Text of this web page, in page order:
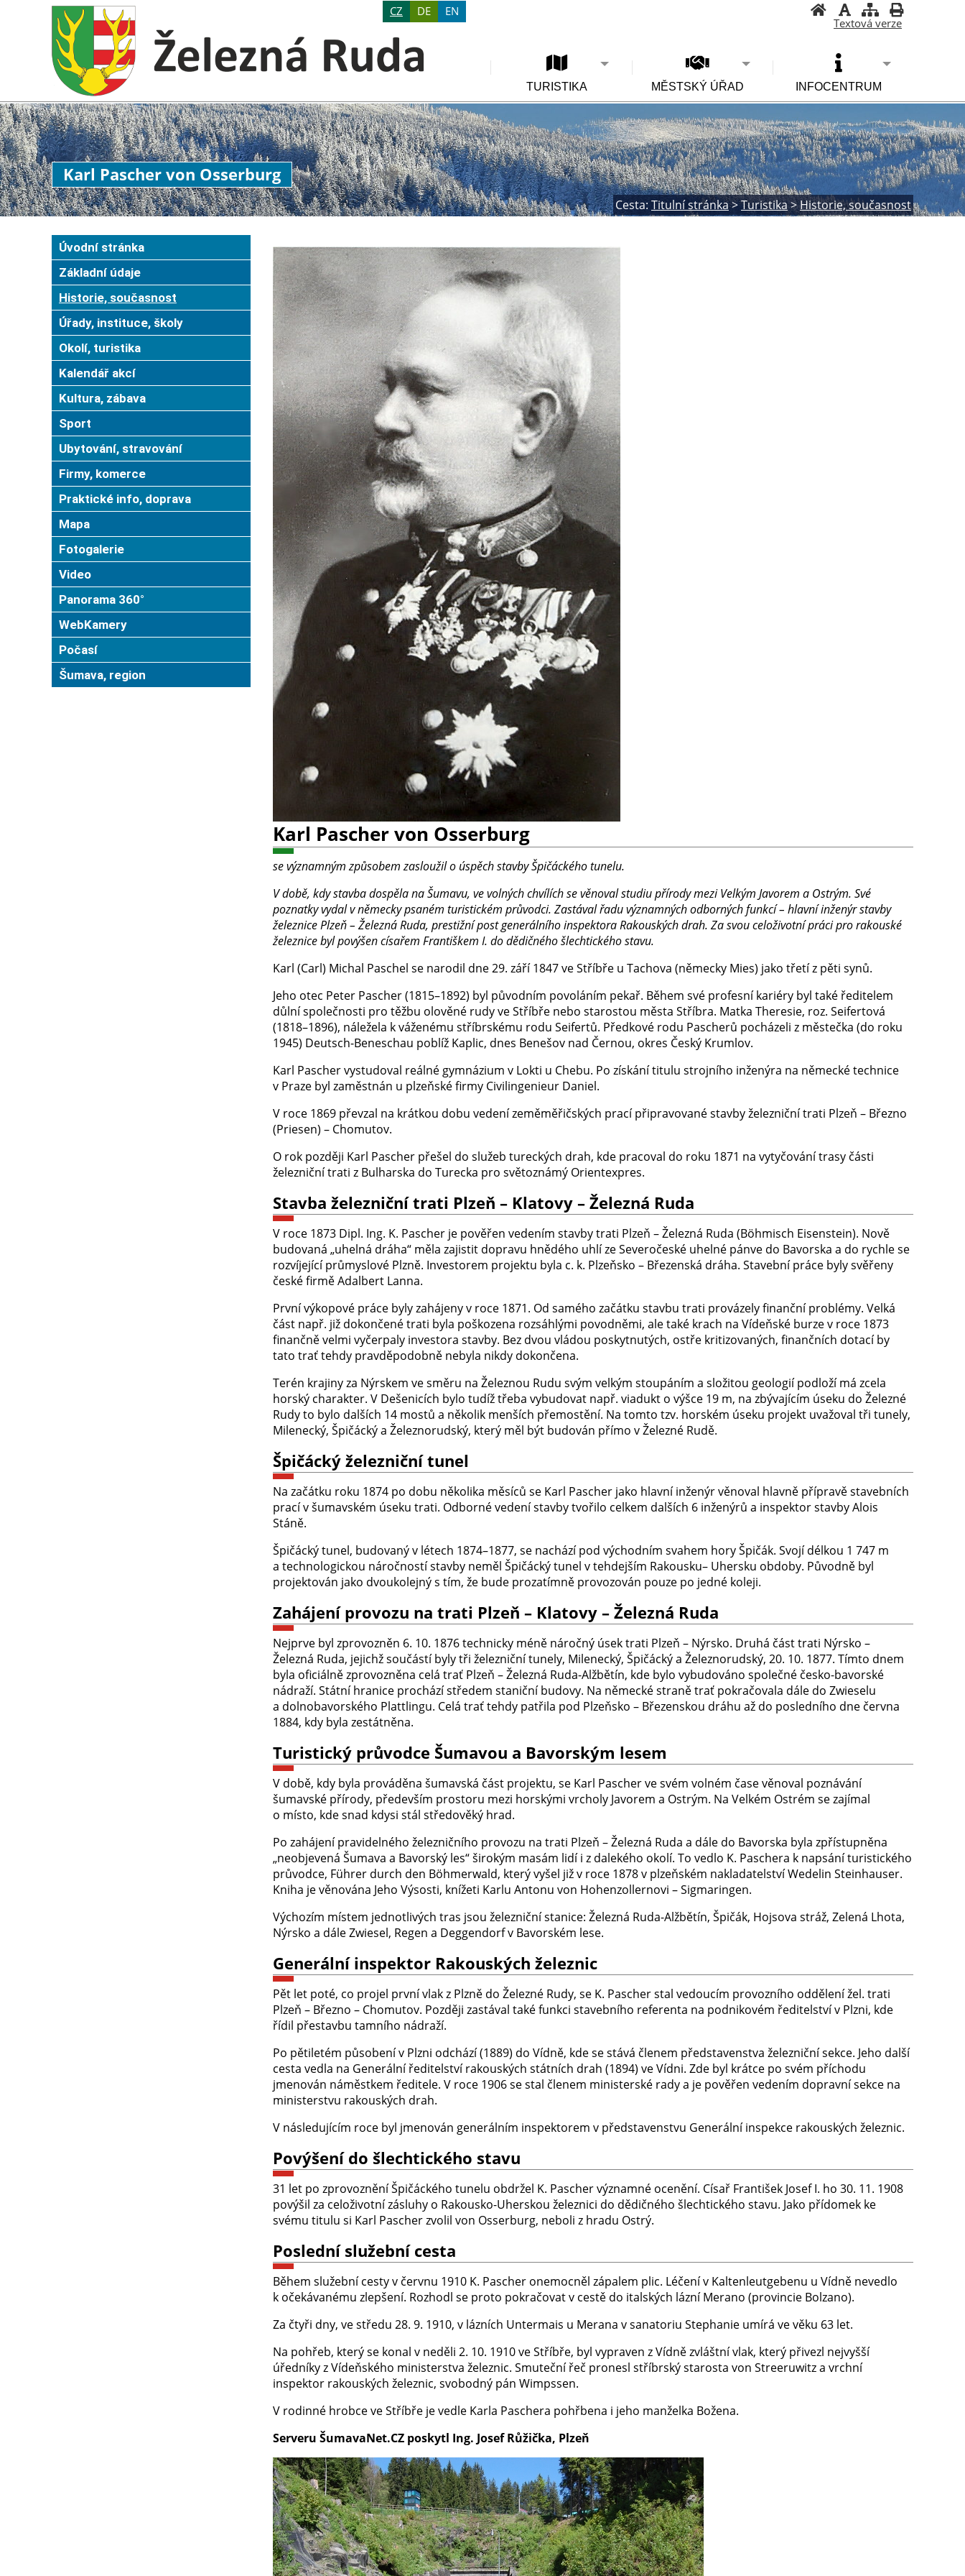
CZ DE EN
Textová verze
TURISTIKA MĚSTSKÝ ÚŘAD INFOCENTRUM
Karl Pascher von Osserburg
Cesta: Titulní stránka>Turistika>Historie, současnost
Úvodní stránka
Základní údaje
Historie, současnost
Úřady, instituce, školy
Okolí, turistika
Kalendář akcí
Kultura, zábava
Sport
Ubytování, stravování
Firmy, komerce
Praktické info, doprava
Mapa
Fotogalerie
Video
Panorama 360°
WebKamery
Počasí
Šumava, region
Karl Pascher von Osserburg
se významným způsobem zasloužil o úspěch stavby Špičáckého tunelu.
V době, kdy stavba dospěla na Šumavu, ve volných chvílích se věnoval studiu přírody mezi Velkým Javorem a Ostrým. Své
poznatky vydal v německy psaném turistickém průvodci. Zastával řadu významných odborných funkcí – hlavní inženýr stavby
železnice Plzeň – Železná Ruda, prestižní post generálního inspektora Rakouských drah. Za svou celoživotní práci pro rakouské
železnice byl povýšen císařem Františkem I. do dědičného šlechtického stavu.
Karl (Carl) Michal Paschel se narodil dne 29. září 1847 ve Stříbře u Tachova (německy Mies) jako třetí z pěti synů.
Jeho otec Peter Pascher (1815–1892) byl původním povoláním pekař. Během své profesní kariéry byl také ředitelem
důlní společnosti pro těžbu olověné rudy ve Stříbře nebo starostou města Stříbra. Matka Theresie, roz. Seifertová
(1818–1896), náležela k váženému stříbrskému rodu Seifertů. Předkové rodu Pascherů pocházeli z městečka (do roku
1945) Deutsch-Beneschau poblíž Kaplic, dnes Benešov nad Černou, okres Český Krumlov.
Karl Pascher vystudoval reálné gymnázium v Lokti u Chebu. Po získání titulu strojního inženýra na německé technice
v Praze byl zaměstnán u plzeňské firmy Civilingenieur Daniel.
V roce 1869 převzal na krátkou dobu vedení zeměměřičských prací připravované stavby železniční trati Plzeň – Březno
(Priesen) – Chomutov.
O rok později Karl Pascher přešel do služeb tureckých drah, kde pracoval do roku 1871 na vytyčování trasy části
železniční trati z Bulharska do Turecka pro světoznámý Orientexpres.
Stavba železniční trati Plzeň – Klatovy – Železná Ruda
V roce 1873 Dipl. Ing. K. Pascher je pověřen vedením stavby trati Plzeň – Železná Ruda (Böhmisch Eisenstein). Nově
budovaná „uhelná dráha“ měla zajistit dopravu hnědého uhlí ze Severočeské uhelné pánve do Bavorska a do rychle se
rozvíjející průmyslové Plzně. Investorem projektu byla c. k. Plzeňsko – Březenská dráha. Stavební práce byly svěřeny
české firmě Adalbert Lanna.
První výkopové práce byly zahájeny v roce 1871. Od samého začátku stavbu trati provázely finanční problémy. Velká
část např. již dokončené trati byla poškozena rozsáhlými povodněmi, ale také krach na Vídeňské burze v roce 1873
finančně velmi vyčerpaly investora stavby. Bez dvou vládou poskytnutých, ostře kritizovaných, finančních dotací by
tato trať tehdy pravděpodobně nebyla nikdy dokončena.
Terén krajiny za Nýrskem ve směru na Železnou Rudu svým velkým stoupáním a složitou geologií podloží má zcela
horský charakter. V Dešenicích bylo tudíž třeba vybudovat např. viadukt o výšce 19 m, na zbývajícím úseku do Železné
Rudy to bylo dalších 14 mostů a několik menších přemostění. Na tomto tzv. horském úseku projekt uvažoval tři tunely,
Milenecký, Špičácký a Železnorudský, který měl být budován přímo v Železné Rudě.
Špičácký železniční tunel
Na začátku roku 1874 po dobu několika měsíců se Karl Pascher jako hlavní inženýr věnoval hlavně přípravě stavebních
prací v šumavském úseku trati. Odborné vedení stavby tvořilo celkem dalších 6 inženýrů a inspektor stavby Alois
Stáně.
Špičácký tunel, budovaný v létech 1874–1877, se nachází pod východním svahem hory Špičák. Svojí délkou 1 747 m
a technologickou náročností stavby neměl Špičácký tunel v tehdejším Rakousku– Uhersku obdoby. Původně byl
projektován jako dvoukolejný s tím, že bude prozatímně provozován pouze po jedné koleji.
Zahájení provozu na trati Plzeň – Klatovy – Železná Ruda
Nejprve byl zprovozněn 6. 10. 1876 technicky méně náročný úsek trati Plzeň – Nýrsko. Druhá část trati Nýrsko –
Železná Ruda, jejichž součástí byly tři železniční tunely, Milenecký, Špičácký a Železnorudský, 20. 10. 1877. Tímto dnem
byla oficiálně zprovozněna celá trať Plzeň – Železná Ruda-Alžbětín, kde bylo vybudováno společné česko-bavorské
nádraží. Státní hranice prochází středem staniční budovy. Na německé straně trať pokračovala dále do Zwieselu
a dolnobavorského Plattlingu. Celá trať tehdy patřila pod Plzeňsko – Březenskou dráhu až do posledního dne června
1884, kdy byla zestátněna.
Turistický průvodce Šumavou a Bavorským lesem
V době, kdy byla prováděna šumavská část projektu, se Karl Pascher ve svém volném čase věnoval poznávání
šumavské přírody, především prostoru mezi horskými vrcholy Javorem a Ostrým. Na Velkém Ostrém se zajímal
o místo, kde snad kdysi stál středověký hrad.
Po zahájení pravidelného železničního provozu na trati Plzeň – Železná Ruda a dále do Bavorska byla zpřístupněna
„neobjevená Šumava a Bavorský les“ širokým masám lidí i z dalekého okolí. To vedlo K. Paschera k napsání turistického
průvodce, Führer durch den Böhmerwald, který vyšel již v roce 1878 v plzeňském nakladatelství Wedelin Steinhauser.
Kniha je věnována Jeho Výsosti, knížeti Karlu Antonu von Hohenzollernovi – Sigmaringen.
Výchozím místem jednotlivých tras jsou železniční stanice: Železná Ruda-Alžbětín, Špičák, Hojsova stráž, Zelená Lhota,
Nýrsko a dále Zwiesel, Regen a Deggendorf v Bavorském lese.
Generální inspektor Rakouských železnic
Pět let poté, co projel první vlak z Plzně do Železné Rudy, se K. Pascher stal vedoucím provozního oddělení žel. trati
Plzeň – Březno – Chomutov. Později zastával také funkci stavebního referenta na podnikovém ředitelství v Plzni, kde
řídil přestavbu tamního nádraží.
Po pětiletém působení v Plzni odchází (1889) do Vídně, kde se stává členem představenstva železniční sekce. Jeho další
cesta vedla na Generální ředitelství rakouských státních drah (1894) ve Vídni. Zde byl krátce po svém příchodu
jmenován náměstkem ředitele. V roce 1906 se stal členem ministerské rady a je pověřen vedením dopravní sekce na
ministerstvu rakouských drah.
V následujícím roce byl jmenován generálním inspektorem v představenstvu Generální inspekce rakouských železnic.
Povýšení do šlechtického stavu
31 let po zprovoznění Špičáckého tunelu obdržel K. Pascher významné ocenění. Císař František Josef I. ho 30. 11. 1908
povýšil za celoživotní zásluhy o Rakousko-Uherskou železnici do dědičného šlechtického stavu. Jako přídomek ke
svému titulu si Karl Pascher zvolil von Osserburg, neboli z hradu Ostrý.
Poslední služební cesta
Během služební cesty v červnu 1910 K. Pascher onemocněl zápalem plic. Léčení v Kaltenleutgebenu u Vídně nevedlo
k očekávanému zlepšení. Rozhodl se proto pokračovat v cestě do italských lázní Merano (provincie Bolzano).
Za čtyři dny, ve středu 28. 9. 1910, v lázních Untermais u Merana v sanatoriu Stephanie umírá ve věku 63 let.
Na pohřeb, který se konal v neděli 2. 10. 1910 ve Stříbře, byl vypraven z Vídně zvláštní vlak, který přivezl nejvyšší
úředníky z Vídeňského ministerstva železnic. Smuteční řeč pronesl stříbrský starosta von Streeruwitz a vrchní
inspektor rakouských železnic, svobodný pán Wimpssen.
V rodinné hrobce ve Stříbře je vedle Karla Paschera pohřbena i jeho manželka Božena.
Serveru ŠumavaNet.CZ poskytl Ing. Josef Růžička, Plzeň